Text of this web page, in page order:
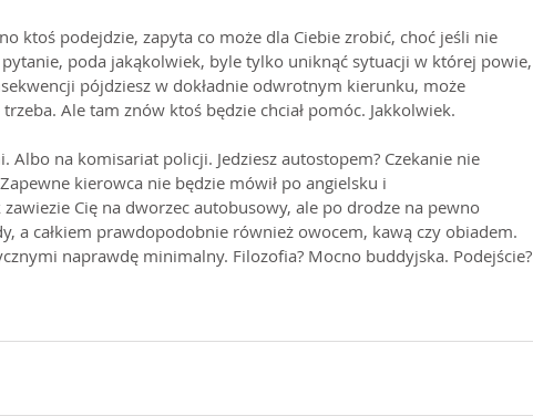
ktoś podejdzie, zapyta co może dla Ciebie zrobić, choć jeśli nie
poda jakąkolwiek, byle tylko uniknąć sytuacji w której powie,
pójdziesz w dokładnie odwrotnym kierunku, może
Ale tam znów ktoś będzie chciał pomóc. Jakkolwiek.
Albo na komisariat policji. Jedziesz autostopem? Czekanie nie
kierowca nie będzie mówił po angielsku i
Cię na dworzec autobusowy, ale po drodze na pewno
a całkiem prawdopodobnie również owocem, kawą czy obiadem.
naprawdę minimalny. Filozofia? Mocno buddyjska. Podejście?